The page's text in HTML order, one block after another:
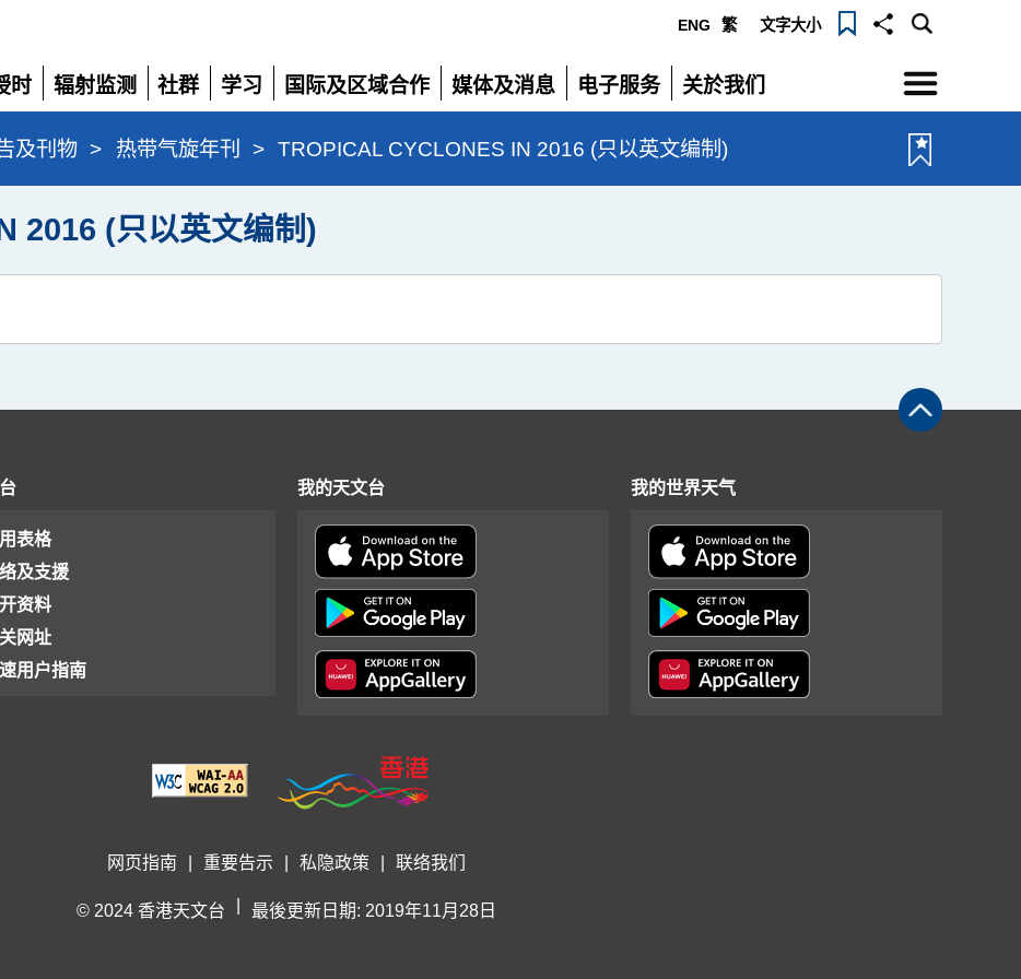
ENG 繁 文字大小
时
辐射监测
展
开
社群
展
开
学习
展
开
国际及区域合作
展
开
媒体及消息
展
开
电子服务
展
开
关於我们
展
开
选
单
及刊物 > 热带气旋年刊 > TROPICAL CYCLONES IN 2016 (只以英文编制)
2016 (只以英文编制)
表格
及支援
资料
网址
用户指南
我的天文台 我的世界天气
网页指南 重要告示 私隐政策 联络我们
© 2024 香港天文台 最後更新日期: 2019年11月28日